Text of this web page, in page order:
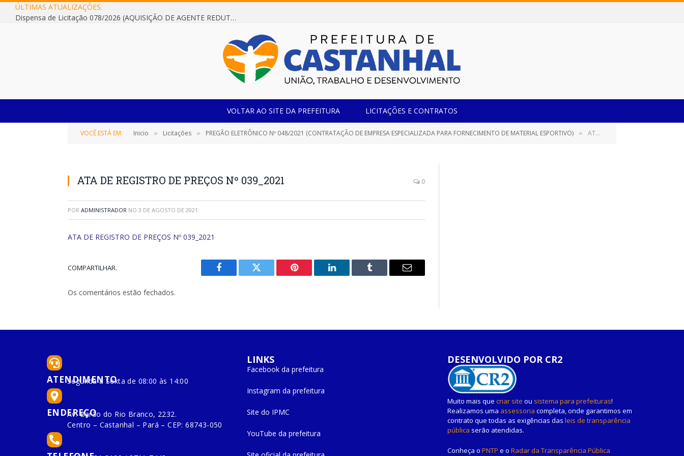
ÚLTIMAS ATUALIZAÇÕES:
Dispensa de Licitação 078/2026 (AQUISIÇÃO DE AGENTE REDUTOR LÍQUIDO AUTOMOTIVO – ARLA 32, PARA ATENDER A FROTA OFICIAL DE VEÍCULOS DA SECRETARIA MUNICIPAL DE EDUCAÇÃO DO MUNICÍPIO DE CASTANHAL/PA)
VOLTAR AO SITE DA PREFEITURA LICITAÇÕES E CONTRATOS
VOCÊ ESTÁ EM: Inicio » Licitações » PREGÃO ELETRÔNICO Nº 048/2021 (CONTRATAÇÃO DE EMPRESA ESPECIALIZADA PARA FORNECIMENTO DE MATERIAL ESPORTIVO) » ATA DE REGISTRO DE PREÇOS Nº 039_2021
ATA DE REGISTRO DE PREÇOS Nº 039_2021 0
POR ADMINISTRADOR NO 3 DE AGOSTO DE 2021
ATA DE REGISTRO DE PREÇOS Nº 039_2021
COMPARTILHAR.
Facebook Twitter Pinterest
O
Tumblr
E-
Os comentários estão fechados.
ATENDIMENTO
Segunda à Sexta de 08:00 às 14:00
ENDEREÇO
Av. Barão do Rio Branco, 2232.
Centro – Castanhal – Pará – CEP: 68743-050
LINKS
Facebook da prefeitura
Instagram da prefeitura
Site do IPMC
YouTube da prefeitura
DESENVOLVIDO POR CR2
Muito mais que criar site ou sistema para prefeituras!
Realizamos uma assessoria completa, onde garantimos em
contrato que todas as exigências das leis de transparência
pública serão atendidas.
Conheça o PNTP e o Radar da Transparência Pública